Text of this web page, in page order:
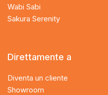
Wabi Sabi
Sakura Serenity
Direttamente a
Diventa un cliente
Showroom